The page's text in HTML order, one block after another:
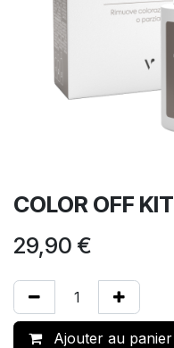
COLOR OFF KIT
29,90 €
Ajouter au panier